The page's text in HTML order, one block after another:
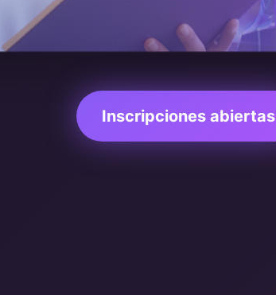
Inscripciones abiertas